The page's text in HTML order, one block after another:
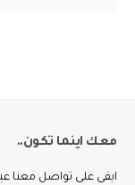
معك اينما تكون..
ابقى على تواصل معنا